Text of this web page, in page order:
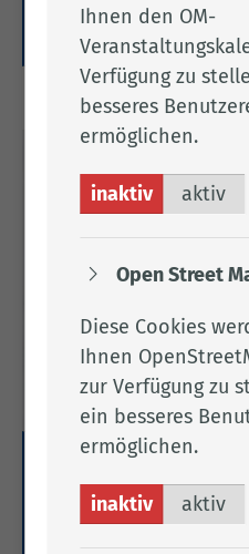
Hier finden Sie
Ihnen den OM-
Verfügung zu
besseres
ermöglichen.
inaktiv aktiv
Open Street
Diese Cookies
Ihnen
zur Verfügung zu
ein besseres
ermöglichen.
inaktiv aktiv